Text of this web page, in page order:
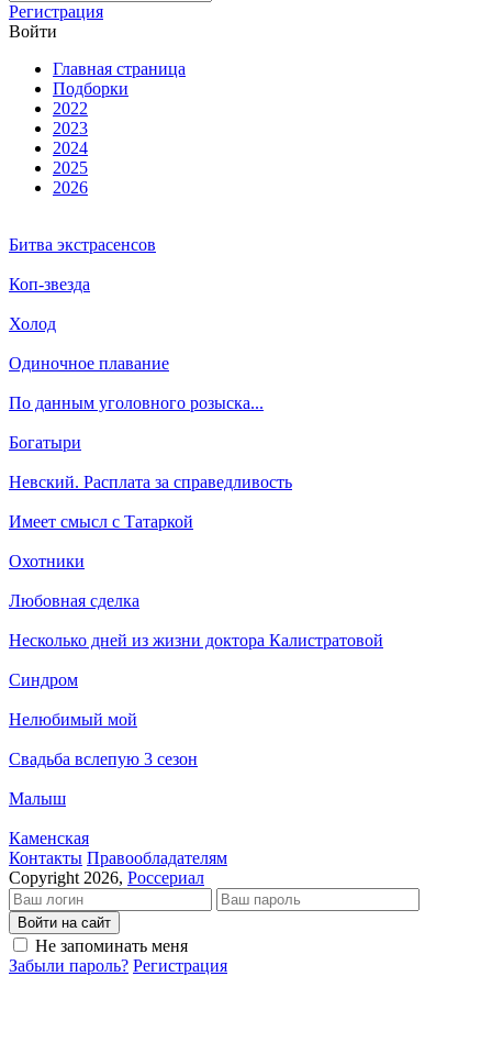
Ре­ги­ст­ра­ция
Вой­ти
Глав­ная стра­ни­ца
Подборки
2022
2023
2024
2025
2026
Битва экстрасенсов
Коп-звезда
Холод
Одиночное плавание
По данным уголовного розыска...
Богатыри
Невский. Расплата за справедливость
Имеет смысл с Татаркой
Охотники
Любовная сделка
Несколько дней из жизни доктора Калистратовой
Синдром
Нелюбимый мой
Свадьба вслепую 3 сезон
Малыш
Каменская
Кон­так­ты Пра­во­об­ла­да­те­лям
Copyright 2026, Россериал
Войти на сайт
Не запоминать меня
Забыли пароль? Регистрация